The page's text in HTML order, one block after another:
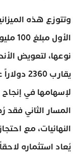
وتتوزع هذه
نوعها، لتعويض
يقارب
يُعاد استثماره